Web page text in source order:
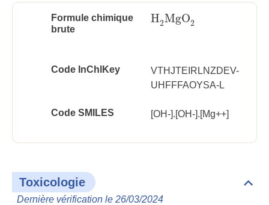
Formule chimique
brute
H2MgO2
H2MgO2
Code InChlKey
VTHJTEIRLNZDEV-
UHFFFAOYSA-L
Code SMILES [OH-].[OH-].[Mg++]
Toxicologie
Dernière vérification le 26/03/2024